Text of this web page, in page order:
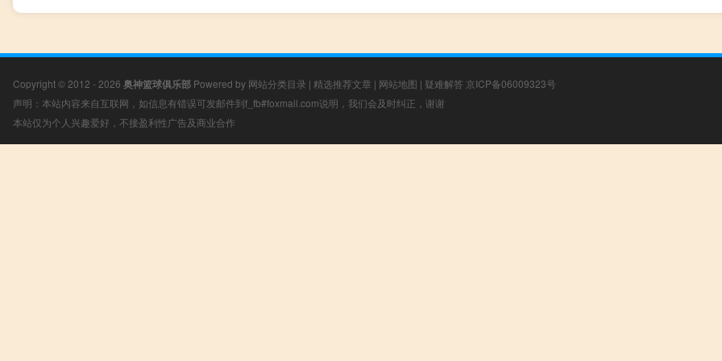
Copyright © 2012 - 2026 奥神篮球俱乐部 Powered by 网站分类目录 | 精选推荐文章 | 网站地图 | 疑难解答 京ICP备06009323号
声明：本站内容来自互联网，如信息有错误可发邮件到f_fb#foxmail.com说明，我们会及时纠正，谢谢
本站仅为个人兴趣爱好，不接盈利性广告及商业合作